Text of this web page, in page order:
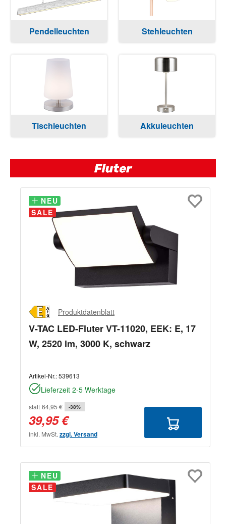
Pendelleuchten Stehleuchten
Tischleuchten Akkuleuchten
NEU
SALE
NEU
Produktdatenblatt
V-TAC LED-Fluter VT-11020, EEK: E, 17
W, 2520 lm, 3000 K, schwarz
Artikel-Nr.:539613
Lieferzeit 2-5 Werktage
statt 64,95 € -38%
39,95 €
inkl. MwSt. zzgl. Versand
NEU
SALE
NEU